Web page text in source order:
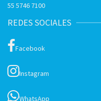
55 5746 7100
REDES SOCIALES
Facebook
Instagram
WhatsApp